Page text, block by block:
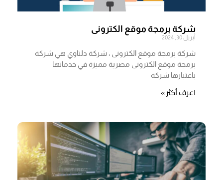
شركة برمجة موقع الكترونى
أبريل 30, 2024
شركة برمجة موقع الكترونى ، شركة دلتاوي هي شركة
برمجة موقع الكترونى مصرية مميزة في خدماتها
باعتبارها شركة
اعرف أكثر »